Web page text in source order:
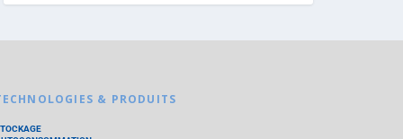
& PRODUITS